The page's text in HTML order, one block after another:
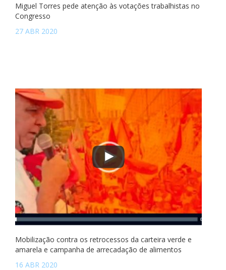
Miguel Torres pede atenção às votações trabalhistas no
Congresso
27 ABR 2020
Mobilização contra os retrocessos da carteira verde e
amarela e campanha de arrecadação de alimentos
16 ABR 2020